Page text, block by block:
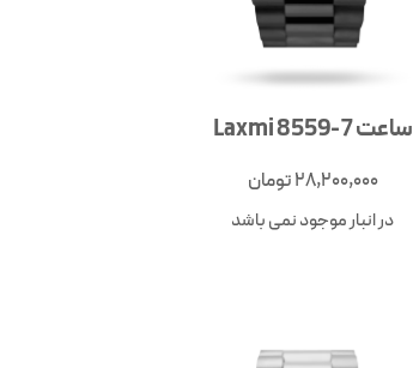
ساعت Laxmi 8559-7
28,200,000تومان
در انبار موجود نمی باشد